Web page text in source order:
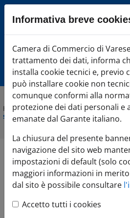
Sezione salto
Vai alla sezione dedicata alle
Vai al footer
Camera di
Home»Comunicazione»Agenda
scritture ambientali
scritture
08.11.2022
Informativa breve
Camera di Commercio di
trattamento dei dati, informa
installa cookie tecnici e, previo
può installare cookie non
comunque conformi alla
protezione dei dati personali e
emanate dal Garante italiano.
La chiusura del presente
navigazione del sito web
impostazioni di default (solo
maggiori informazioni in
dal sito è possibile consultare
Accetto tutti i cookies